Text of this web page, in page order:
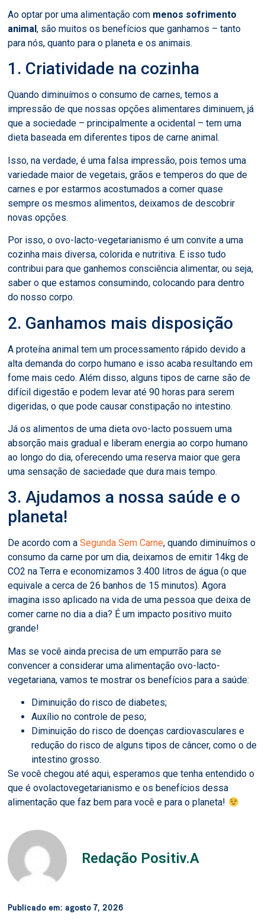
Ao optar por uma alimentação com menos sofrimento
animal, são muitos os benefícios que ganhamos – tanto
para nós, quanto para o planeta e os animais.
1. Criatividade na cozinha
Quando diminuímos o consumo de carnes, temos a
impressão de que nossas opções alimentares diminuem, já
que a sociedade – principalmente a ocidental – tem uma
dieta baseada em diferentes tipos de carne animal.
Isso, na verdade, é uma falsa impressão, pois temos uma
variedade maior de vegetais, grãos e temperos do que de
carnes e por estarmos acostumados a comer quase
sempre os mesmos alimentos, deixamos de descobrir
novas opções.
Por isso, o ovo-lacto-vegetarianismo é um convite a uma
cozinha mais diversa, colorida e nutritiva. E isso tudo
contribui para que ganhemos consciência alimentar, ou seja,
saber o que estamos consumindo, colocando para dentro
do nosso corpo.
2. Ganhamos mais disposição
A proteína animal tem um processamento rápido devido a
alta demanda do corpo humano e isso acaba resultando em
fome mais cedo. Além disso, alguns tipos de carne são de
difícil digestão e podem levar até 90 horas para serem
digeridas, o que pode causar constipação no intestino.
Já os alimentos de uma dieta ovo-lacto possuem uma
absorção mais gradual e liberam energia ao corpo humano
ao longo do dia, oferecendo uma reserva maior que gera
uma sensação de saciedade que dura mais tempo.
3. Ajudamos a nossa saúde e o
planeta!
De acordo com aSegunda Sem Carne, quando diminuímos o
consumo da carne por um dia, deixamos de emitir 14kg de
CO2 na Terra e economizamos 3.400 litros de água (o que
equivale a cerca de 26 banhos de 15 minutos). Agora
imagina isso aplicado na vida de uma pessoa que deixa de
comer carne no dia a dia? É um impacto positivo muito
grande!
Mas se você ainda precisa de um empurrão para se
convencer a considerar uma alimentação ovo-lacto-
vegetariana, vamos te mostrar os benefícios para a saúde:
Diminuição do risco de diabetes;
Auxílio no controle de peso;
Diminuição do risco de doenças cardiovasculares e
redução do risco de alguns tipos de câncer, como o de
intestino grosso.
Se você chegou até aqui, esperamos que tenha entendido o
que é ovolactovegetarianismo e os benefícios dessa
alimentação que faz bem para você e para o planeta!
Redação Positiv.A
Publicado em:agosto 7, 2026